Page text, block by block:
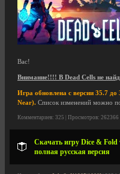
Вас!
Внимание!!!! В Dead Cells не
Игра обновлена с версии 35.7
Near). Список изменений можно
Комментариев: 325 | Просмотров: 262366
Скачать игру Dice & Fold
полная русская версия